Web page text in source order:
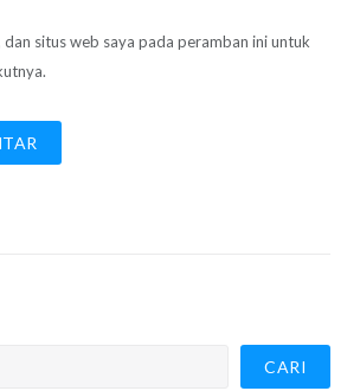
dan situs web saya pada peramban ini untuk
CARI